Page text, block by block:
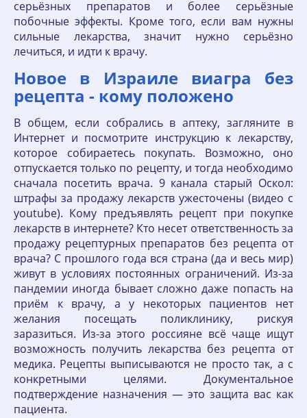
серьёзных препаратов и более серьёзные
побочные эффекты. Кроме того, если вам нужны
сильные лекарства, значит нужно серьёзно
лечиться, и идти к врачу.
Новое в Израиле виагра без
рецепта - кому положено
В общем, если собрались в аптеку, загляните в
Интернет и посмотрите инструкцию к лекарству,
которое собираетесь покупать. Возможно, оно
отпускается только по рецепту, и тогда необходимо
сначала посетить врача. 9 канала старый Оскол:
штрафы за продажу лекарств ужесточены (видео с
youtube). Кому предъявлять рецепт при покупке
лекарств в интернете? Кто несет ответственность за
продажу рецептурных препаратов без рецепта от
врача? С прошлого года вся страна (да и весь мир)
живут в условиях постоянных ограничений. Из-за
пандемии иногда бывает сложно даже попасть на
приём к врачу, а у некоторых пациентов нет
желания посещать поликлинику, рискуя
заразиться. Из-за этого россияне всё чаще ищут
возможность получить лекарства без рецепта от
медика. Рецепты выписываются не просто так, а с
конкретными целями. Документальное
подтверждение назначения — это защита вас как
пациента.